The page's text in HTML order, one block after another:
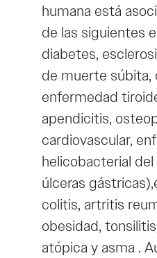
humana está
de las siguientes
diabetes,
de muerte súbita,
enfermedad
apendicitis,
cardiovascular,
helicobacterial
úlceras
colitis, artritis
obesidad,
atópica y asma .